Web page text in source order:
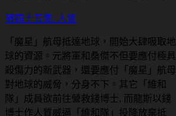
第四十五集: 人質
「魔星」航母抵達地球，開始大肆吸取地
球的資源。元將軍和桑傑不但要應付極具
殺傷力的新武器，還要應付「魔星」航母
對地球的威脅，分身不下。其它「維和
隊」成員欲前往營救錢博士, 而龍斯以錢
博士作人質威逼「維和隊」投降放棄抵